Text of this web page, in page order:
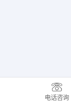
电话咨询